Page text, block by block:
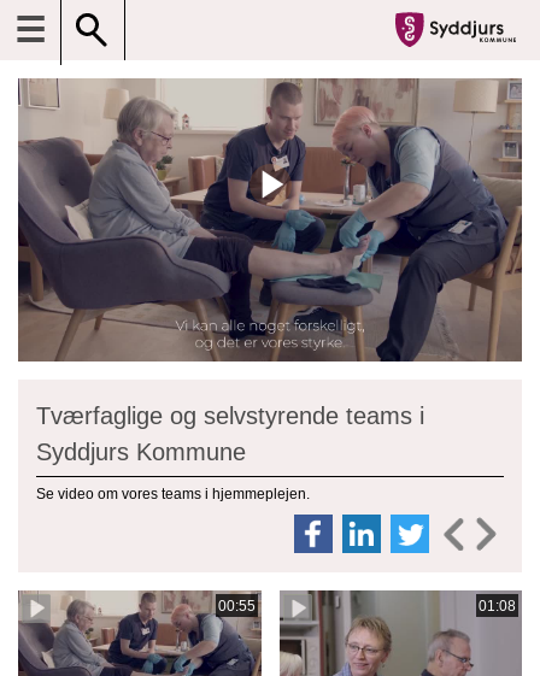
☰
Tværfaglige og selvstyrende teams i
Syddjurs Kommune
Se video om vores teams i hjemmeplejen.
00:55 01:08